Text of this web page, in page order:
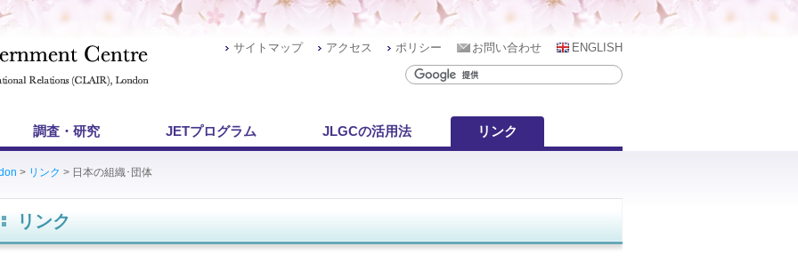
サイトマップ アクセス ポリシー お問い合わせ ENGLISH
調査・研究 JETプログラム JLGCの活用法 リンク
> リンク > 日本の組織･団体
リンク